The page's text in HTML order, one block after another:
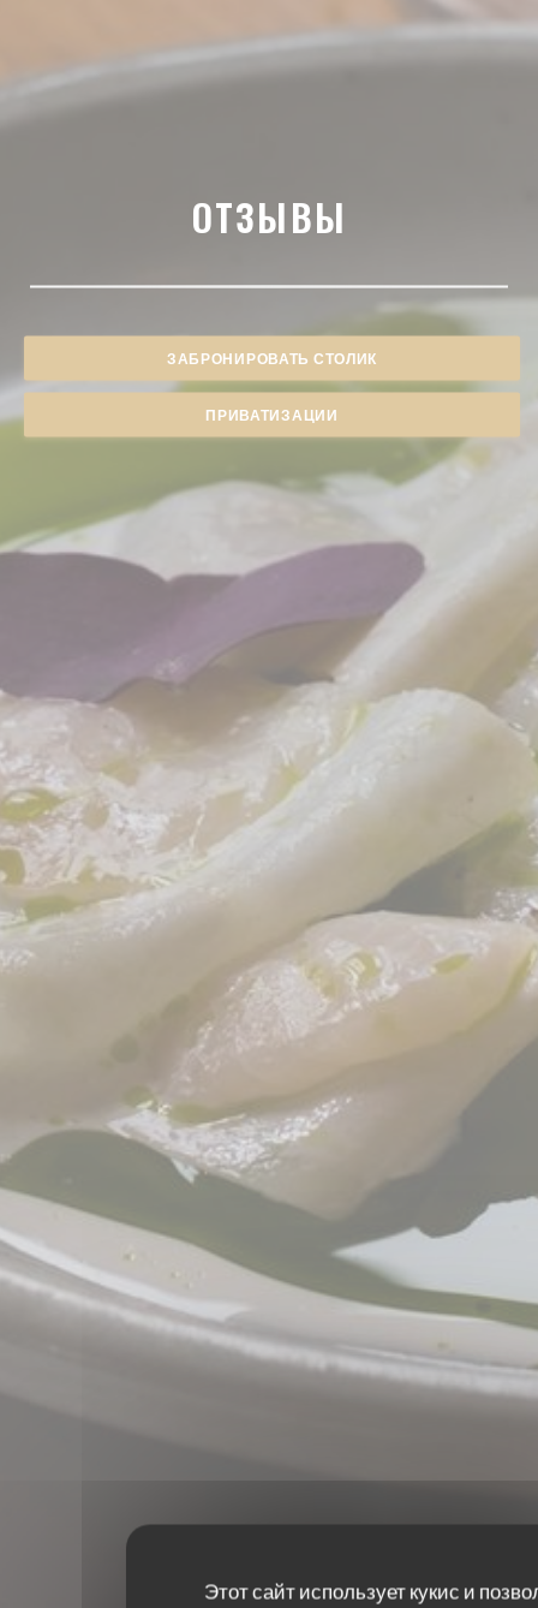
Этот сайт использует кукис и
ОТЗЫВЫ
ЗАБРОНИРОВАТЬ СТОЛИК
ПРИВАТИЗАЦИИ